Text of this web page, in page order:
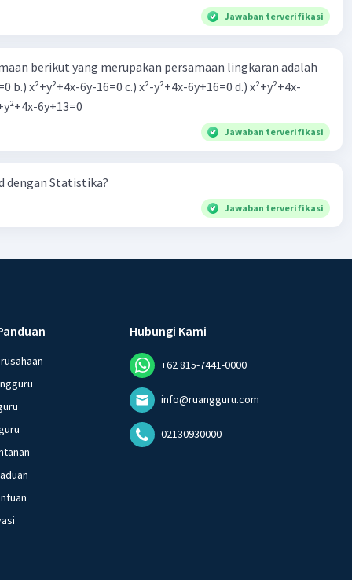
Jawaban terverifikasi
berikut yang merupakan persamaan lingkaran adalah
b.) x²+y²+4x-6y-16=0 c.) x²-y²+4x-6y+16=0 d.) x²+y²+4x-
e.) x²+y²+4x-6y+13=0
Jawaban terverifikasi
dengan Statistika?
Jawaban terverifikasi
Hubungi Kami
+62 815-7441-0000
info@ruangguru.com
02130930000